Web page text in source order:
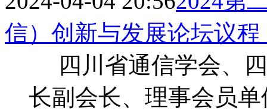
信）创新与发展论坛议
四川省通信学会、
长副会长、理事会员